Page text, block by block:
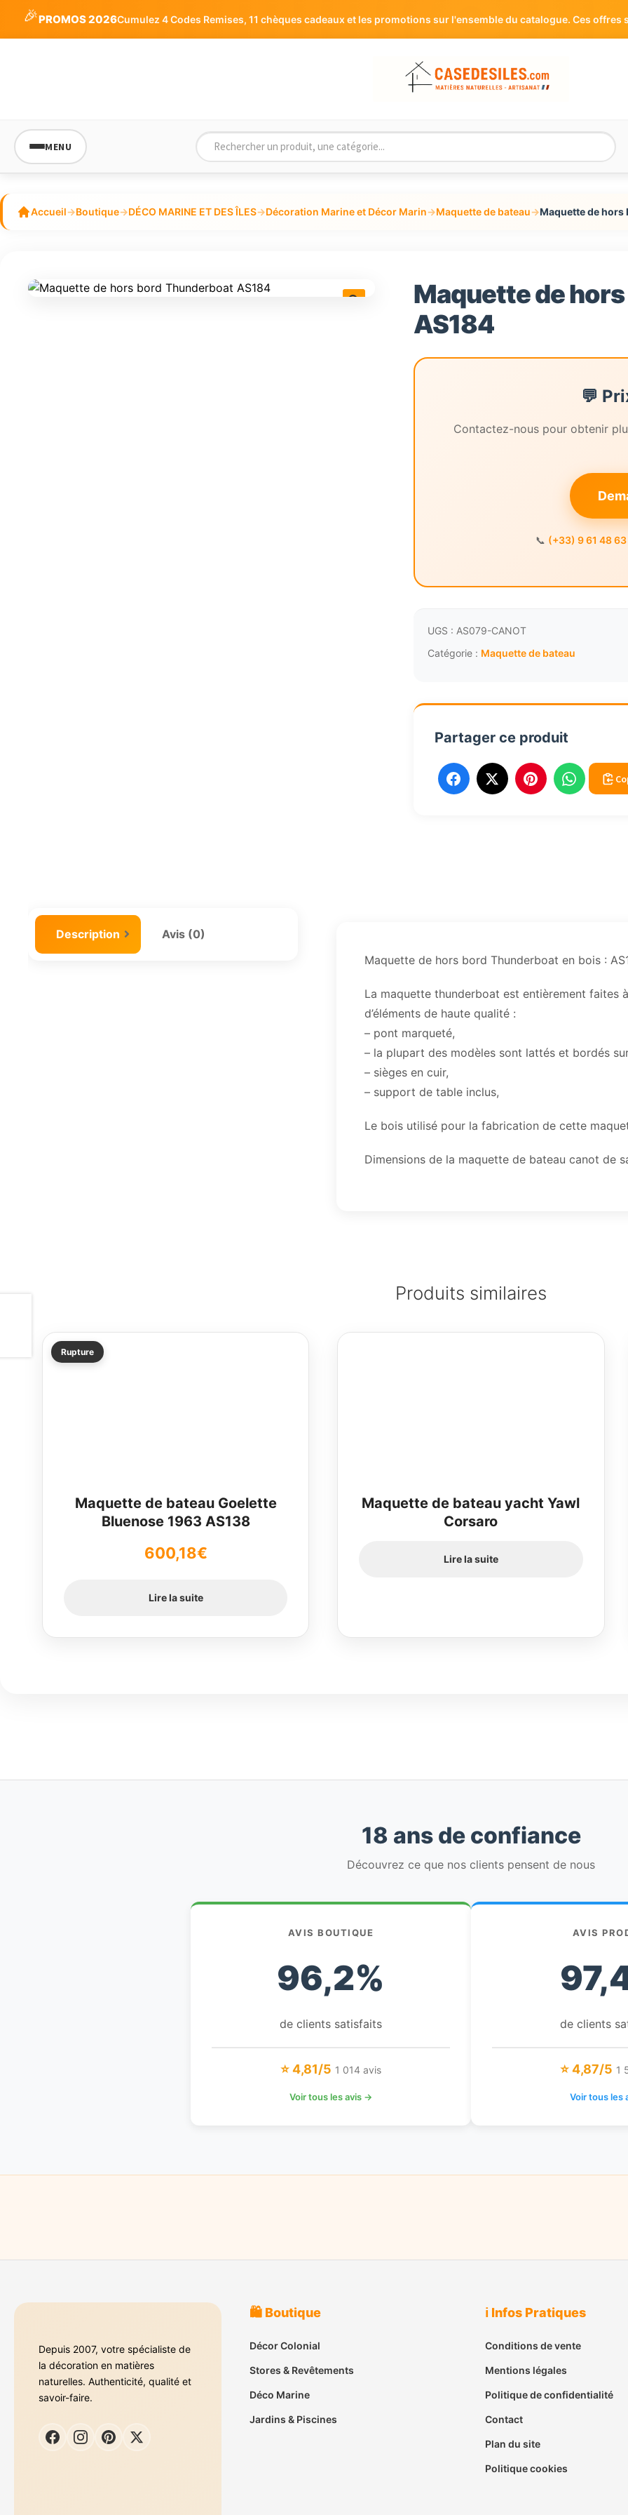
🎉PROMOS 2026Cumulez 4 Codes Remises, 11 chèques cadeaux et les promotions sur l'ensemble du catalogue. Ces
MENU
Accueil→Boutique→DÉCO MARINE ET DES ÎLES→Décoration Marine et Décor Marin→Maquette de bateau→Maquette de hors
Maquette de
AS184
💬
Contactez-nous pour obtenir
📞 (+33) 9 61 48
UGS : AS079-CANOT
Catégorie : Maquette de bateau
Partager ce produit
Description
Avis (0)
Maquette de hors bord Thunderboat en bois :
La maquette thunderboat est entièrement faites
d’éléments de haute qualité :
– pont marqueté,
– la plupart des modèles sont lattés et bordés
– sièges en cuir,
– support de table inclus,
Le bois utilisé pour la fabrication de cette
Dimensions de la maquette de bateau canot de
Produits similaires
Rupture
Maquette de bateau Goelette
Bluenose 1963 AS138
600,18€
Lire la suite
Maquette de bateau yacht Yawl
Corsaro
Lire la suite
18 ans de confiance
Découvrez ce que nos clients pensent de nous
AVIS BOUTIQUE
96,2%
de clients satisfaits
⭐ 4,81/5 1 014 avis
Voir tous les avis →
AVIS
de clients
⭐ 4,87/5 1
Voir tous les
Depuis 2007, votre spécialiste de
la décoration en matières
naturelles. Authenticité, qualité et
savoir-faire.
🛍️ Boutique
Décor Colonial
Stores & Revêtements
Déco Marine
Jardins & Piscines
ℹ️ Infos Pratiques
Conditions de vente
Mentions légales
Politique de confidentialité
Contact
Plan du site
Politique cookies